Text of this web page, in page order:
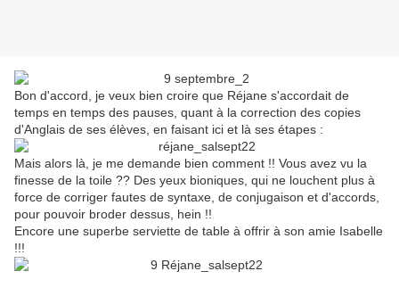
Bon d'accord, je veux bien croire que Réjane s'accordait de
temps en temps des pauses, quant à la correction des copies
d'Anglais de ses élèves, en faisant ici et là ses étapes :
Mais alors là, je me demande bien comment !! Vous avez vu la
finesse de la toile ?? Des yeux bioniques, qui ne louchent plus à
force de corriger fautes de syntaxe, de conjugaison et d'accords,
pour pouvoir broder dessus, hein !!
Encore une superbe serviette de table à offrir à son amie Isabelle
!!!